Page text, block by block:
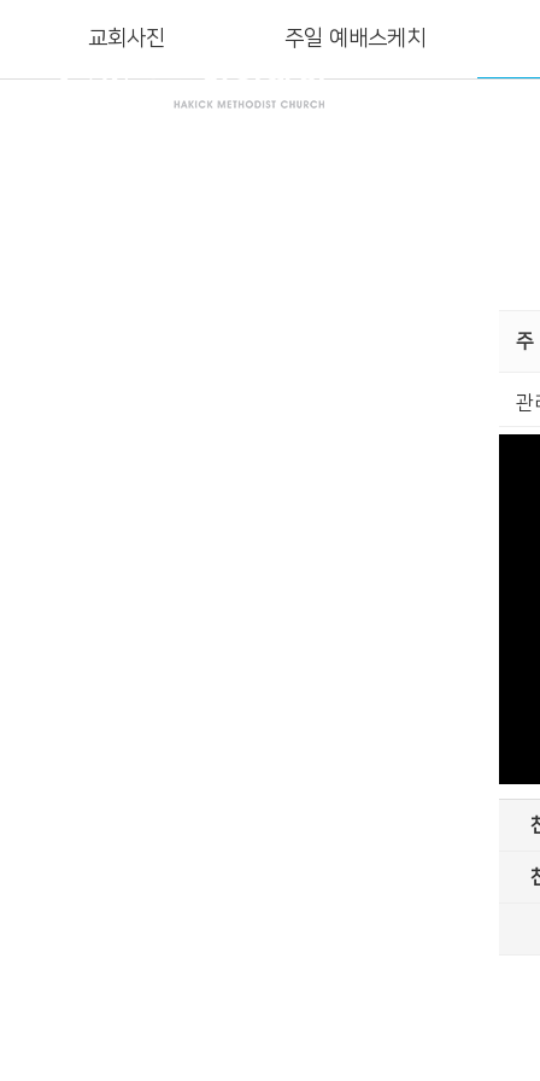
교회사진 주일 예배스케치
주
관